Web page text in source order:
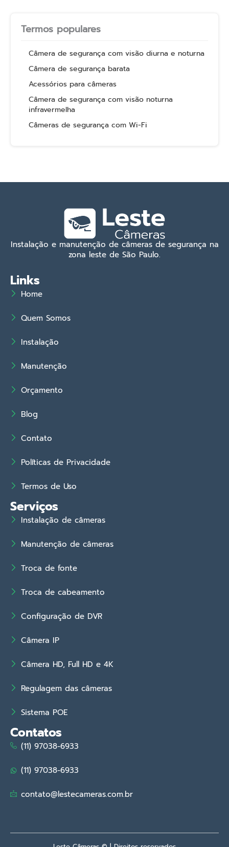
Termos populares
Câmera de segurança com visão diurna e noturna
Câmera de segurança barata
Acessórios para câmeras
Câmera de segurança com visão noturna
infravermelha
Câmeras de segurança com Wi-Fi
Instalação e manutenção de câmeras de segurança na
zona leste de São Paulo.
Links
Home
Quem Somos
Instalação
Manutenção
Orçamento
Blog
Contato
Políticas de Privacidade
Termos de Uso
Serviços
Instalação de câmeras
Manutenção de câmeras
Troca de fonte
Troca de cabeamento
Configuração de DVR
Câmera IP
Câmera HD, Full HD e 4K
Regulagem das câmeras
Sistema POE
Contatos
(11) 97038-6933
(11) 97038-6933
contato@lestecameras.com.br